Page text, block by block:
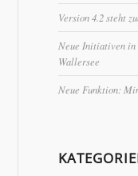
Version 4.2 steht
Neue Initiativen in
Wallersee
Neue Funktion: